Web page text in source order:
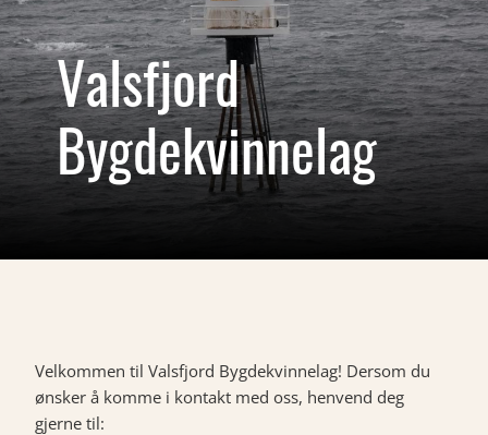
Valsfjord
Bygdekvinnelag
Velkommen til Valsfjord Bygdekvinnelag! Dersom du
ønsker å komme i kontakt med oss, henvend deg
gjerne til: